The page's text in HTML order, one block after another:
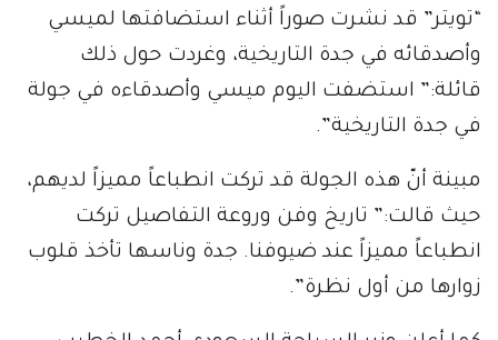
“تويتر” قد نشرت صوراً أثناء استضافتها لميسي
وأصدقائه في جدة التاريخية، وغردت حول ذلك
قائلة:” استضفت اليوم ميسي وأصدقاءه في جولة
في جدة التاريخية”.
مبينة أنّ هذه الجولة قد تركت انطباعاً مميزاً لديهم،
حيث قالت:” تاريخ وفن وروعة التفاصيل تركت
انطباعاً مميزاً عند ضيوفنا. جدة وناسها تأخذ قلوب
زوارها من أول نظرة”.